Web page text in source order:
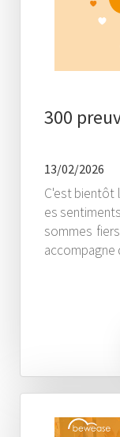
300
13/02/2026
C'est bientôt
es
sommes
accompagne